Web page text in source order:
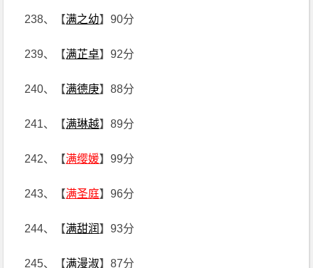
238、【满之幼】90分
239、【满芷卓】92分
240、【满德庚】88分
241、【满琳越】89分
242、【满缨媛】99分
243、【满圣庭】96分
244、【满甜润 】93分
245、【满漫淑】87分